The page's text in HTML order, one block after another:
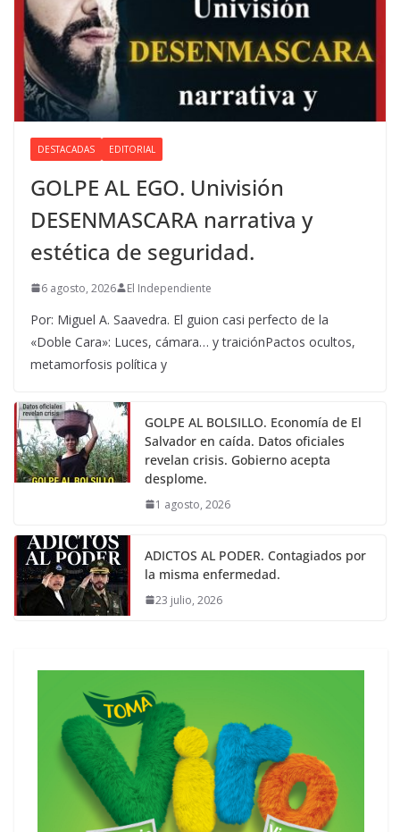
DESTACADAS EDITORIAL
GOLPE AL EGO. Univisión
DESENMASCARA narrativa y
estética de seguridad.
6 agosto, 2026 El Independiente
Por: Miguel A. Saavedra. El guion casi perfecto de la
«Doble Cara»: Luces, cámara… y traiciónPactos ocultos,
metamorfosis política y
GOLPE AL BOLSILLO. Economía de El
Salvador en caída. Datos oficiales
revelan crisis. Gobierno acepta
desplome.
1 agosto, 2026
ADICTOS AL PODER. Contagiados por
la misma enfermedad.
23 julio, 2026